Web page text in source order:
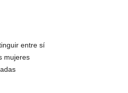
entre sí
mujeres